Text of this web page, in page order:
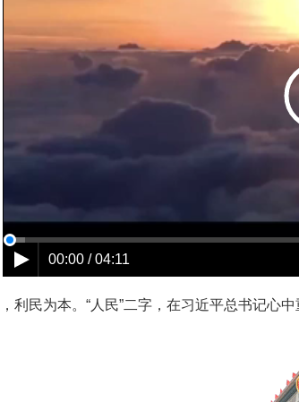
00:00 / 04:11
民为本。“人民”二字，在习近平总书记心中